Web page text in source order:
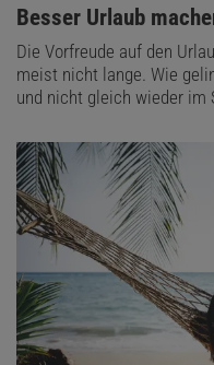
:
Besser Urlaub
Die Vorfreude auf den
meist nicht lange. Wie
und nicht gleich wieder im